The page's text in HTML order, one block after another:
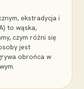
ekstradycja i
to wąska,
czym różni się
jest
obrońca w